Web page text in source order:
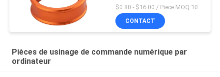
précision font du vélo 5 x
4 pouces de bride de
Seatpost
CONTACT
Pièces de usinage de commande numérique par
ordinateur